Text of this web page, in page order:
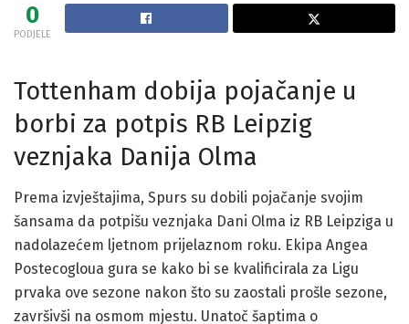
0
PODJELE
Tottenham dobija pojačanje u
borbi za potpis RB Leipzig
veznjaka Danija Olma
Prema izvještajima, Spurs su dobili pojačanje svojim
šansama da potpišu veznjaka Dani Olma iz RB Leipziga u
nadolazećem ljetnom prijelaznom roku. Ekipa Angea
Postecogloua gura se kako bi se kvalificirala za Ligu
prvaka ove sezone nakon što su zaostali prošle sezone,
završivši na osmom mjestu. Unatoč šaptima o